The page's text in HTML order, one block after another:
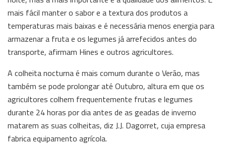
mais fácil manter o sabor e a textura dos produtos a
temperaturas mais baixas e é necessária menos energia para
armazenar a fruta e os legumes já arrefecidos antes do
transporte, afirmam Hines e outros agricultores.
A colheita nocturna é mais comum durante o Verão, mas
também se pode prolongar até Outubro, altura em que os
agricultores colhem frequentemente frutas e legumes
durante 24 horas por dia antes de as geadas de inverno
matarem as suas colheitas, diz J.J. Dagorret, cuja empresa
fabrica equipamento agrícola.